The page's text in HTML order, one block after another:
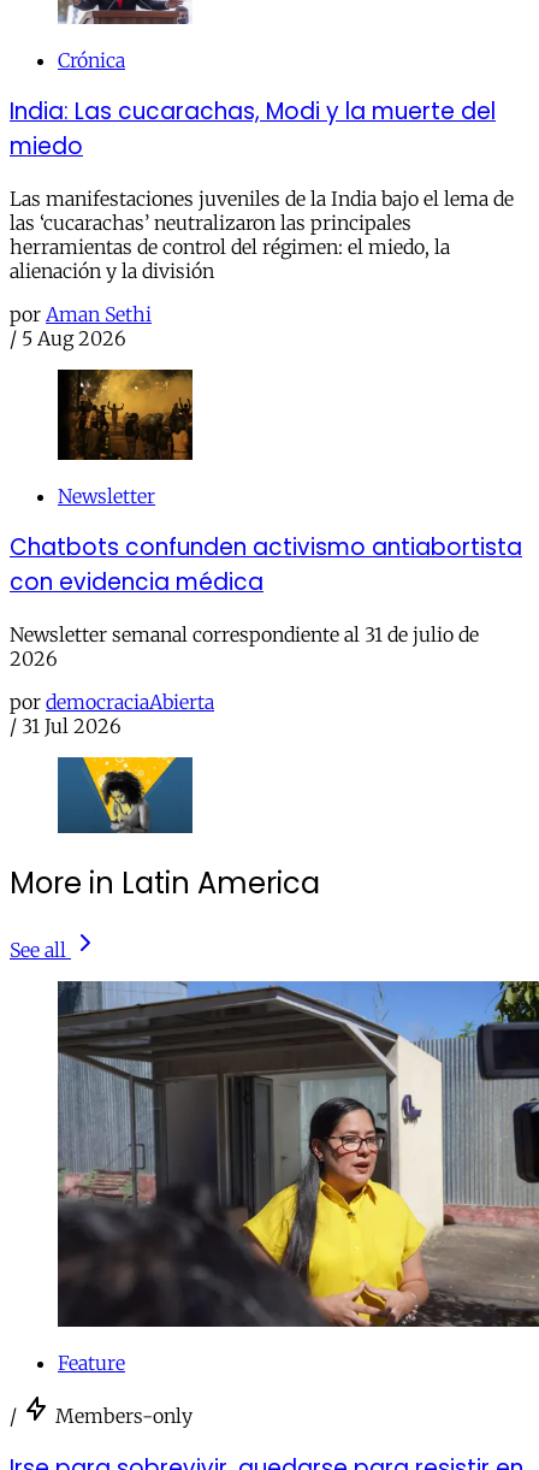
Crónica
India: Las cucarachas, Modi y la muerte del
miedo
Las manifestaciones juveniles de la India bajo el lema de
las ‘cucarachas’ neutralizaron las principales
herramientas de control del régimen: el miedo, la
alienación y la división
por Aman Sethi
/ 5 Aug 2026
Newsletter
Chatbots confunden activismo antiabortista
con evidencia médica
Newsletter semanal correspondiente al 31 de julio de
2026
por democraciaAbierta
/ 31 Jul 2026
More in Latin America
See all
Feature
/ Members-only